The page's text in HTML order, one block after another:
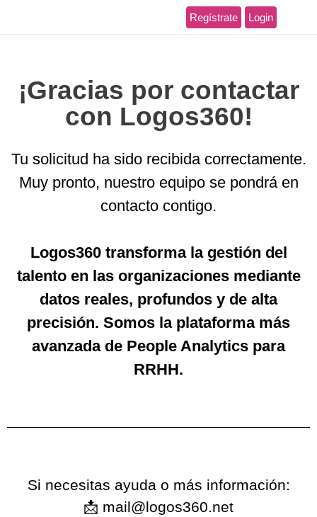
Regístrate Login
¡Gracias por contactar
con Logos360!
Tu solicitud ha sido recibida correctamente.
Muy pronto, nuestro equipo se pondrá en
contacto contigo.
Logos360 transforma la gestión del
talento en las organizaciones mediante
datos reales, profundos y de alta
precisión. Somos la plataforma más
avanzada de People Analytics para
RRHH.
Si necesitas ayuda o más información:
📩 mail@logos360.net